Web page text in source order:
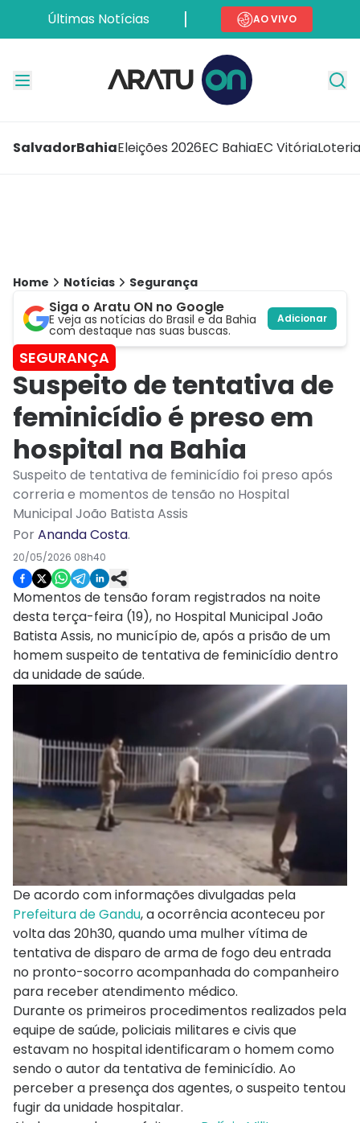
Últimas Notícias AO VIVO
SalvadorBahiaEleições 2026EC BahiaEC Vitória
Home Notícias Segurança
Siga o Aratu ON no Google
E veja as notícias do Brasil e da Bahia
com destaque nas suas buscas.
Adicionar
SEGURANÇA
Suspeito de tentativa de
feminicídio é preso em
hospital na Bahia
Suspeito de tentativa de feminicídio foi preso após
correria e momentos de tensão no Hospital
Municipal João Batista Assis
PorAnanda Costa.
20/05/2026 08h40
Momentos de tensão foram registrados na noite
desta terça-feira (19), no Hospital Municipal João
Batista Assis, no município de, após a prisão de um
homem suspeito de tentativa de feminicídio dentro
da unidade de saúde.
De acordo com informações divulgadas pela
Prefeitura de Gandu, a ocorrência aconteceu por
volta das 20h30, quando uma mulher vítima de
tentativa de disparo de arma de fogo deu entrada
no pronto-socorro acompanhada do companheiro
para receber atendimento médico.
Durante os primeiros procedimentos realizados pela
equipe de saúde, policiais militares e civis que
estavam no hospital identificaram o homem como
sendo o autor da tentativa de feminicídio. Ao
perceber a presença dos agentes, o suspeito tentou
fugir da unidade hospitalar.